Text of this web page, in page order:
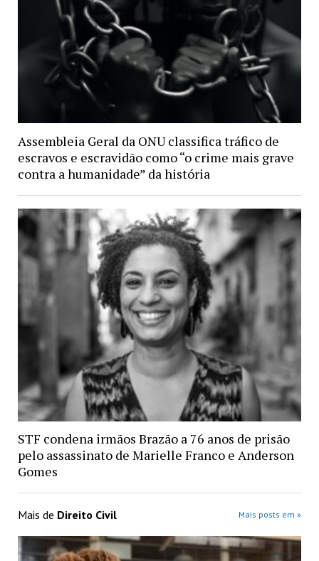
Assembleia Geral da ONU classifica tráfico de
escravos e escravidão como “o crime mais grave
contra a humanidade” da história
STF condena irmãos Brazão a 76 anos de prisão
pelo assassinato de Marielle Franco e Anderson
Gomes
Mais de Direito Civil Mais posts em »